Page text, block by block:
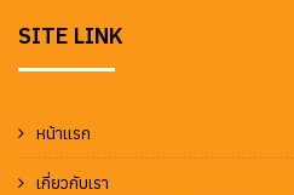
SITE LINK
หน้าแรก
เกี่ยวกับเรา